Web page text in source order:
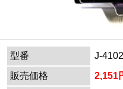
型番
J-4102
販売価格
2,151